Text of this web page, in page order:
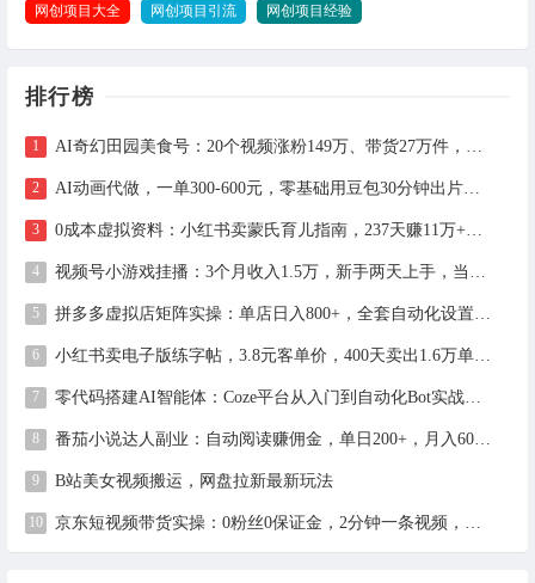
网创项目大全 网创项目引流 网创项目经验
排行榜
B站美女视频搬运，网盘拉新最新玩法